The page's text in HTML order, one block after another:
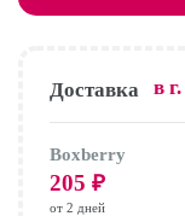
Доставка в г.
Boxberry
205 ₽
от 2 дней